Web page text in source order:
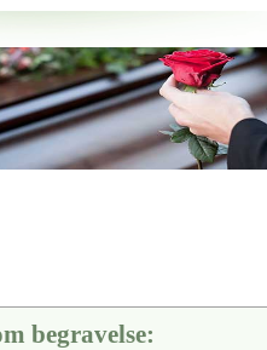
afslutning når det gælder
begravelse: